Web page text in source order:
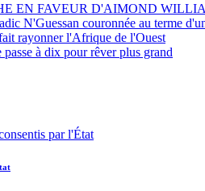
EN FAVEUR D'AIMOND
N'Guessan couronnée au terme
rayonner l'Afrique de l'Ouest
à dix pour rêver plus grand